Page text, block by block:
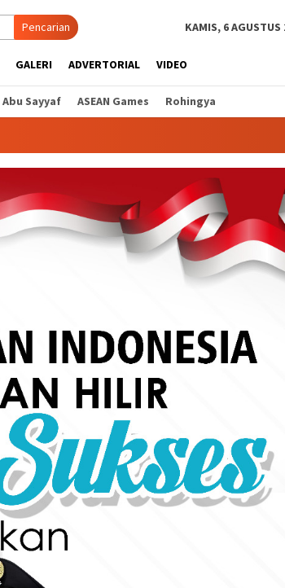
Pencarian KAMIS, 6 AGUSTUS
GALERI ADVERTORIAL VIDEO
Abu Sayyaf ASEAN Games Rohingya